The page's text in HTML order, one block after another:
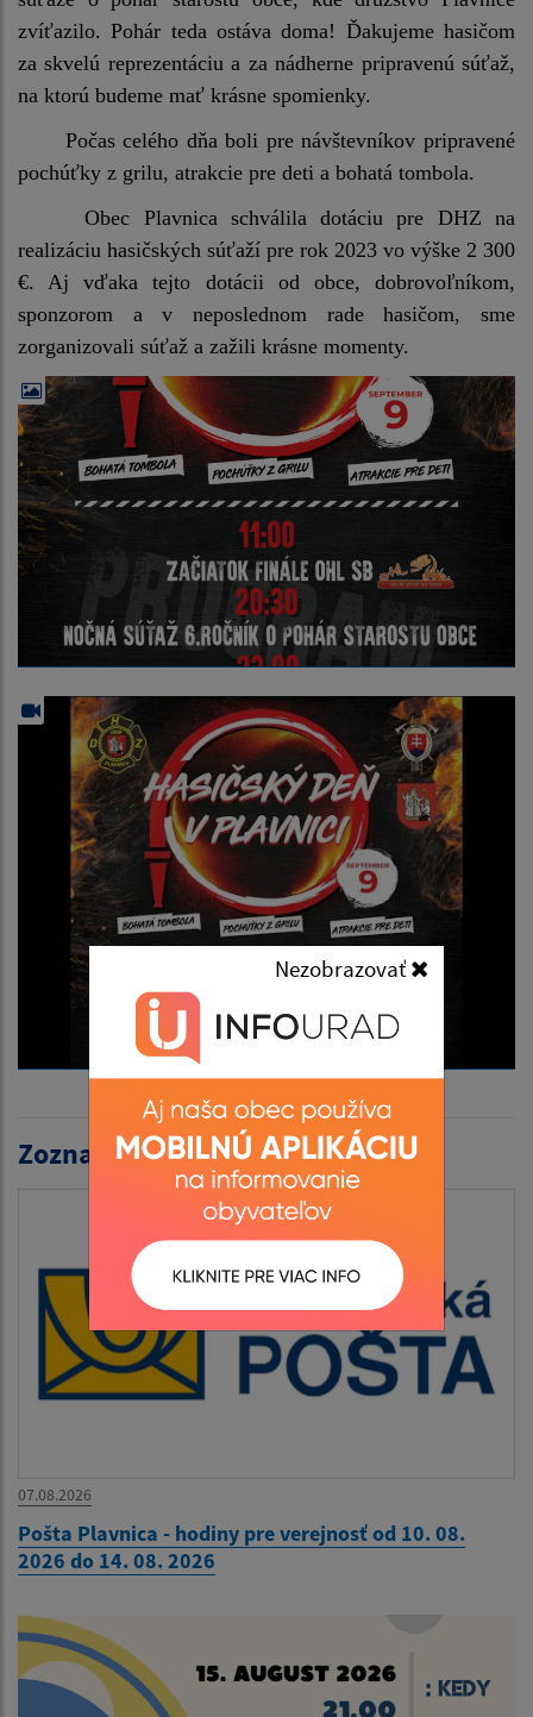
Nezobrazovať
zvíťazilo. Pohár teda ostáva doma! Ďakujeme hasičom
za skvelú reprezentáciu a za nádherne pripravenú súťaž,
na ktorú budeme mať krásne spomienky.
Počas celého dňa boli pre návštevníkov pripravené
pochúťky z grilu, atrakcie pre deti a bohatá tombola.
Obec Plavnica schválila dotáciu pre DHZ na
realizáciu hasičských súťaží pre rok 2023 vo výške 2 300
€. Aj vďaka tejto dotácii od obce, dobrovoľníkom,
sponzorom a v neposlednom rade hasičom, sme
zorganizovali súťaž a zažili krásne momenty.
Zoznam aktualít:
07.08.2026
Pošta Plavnica - hodiny pre verejnosť od 10. 08.
2026 do 14. 08. 2026